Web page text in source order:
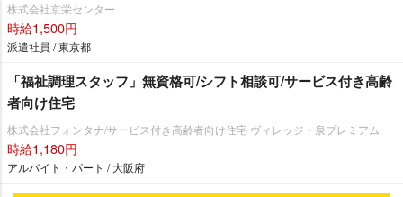
株式会社京栄センター
時給1,500円
派遣社員 / 東京都
「福祉調理スタッフ」無資格可/シフト相談可/サービス付き高齢
者向け住宅
株式会社フォンタナ/サービス付き高齢者向け住宅 ヴィレッジ・泉プレミアム
時給1,180円
アルバイト・パート / 大阪府